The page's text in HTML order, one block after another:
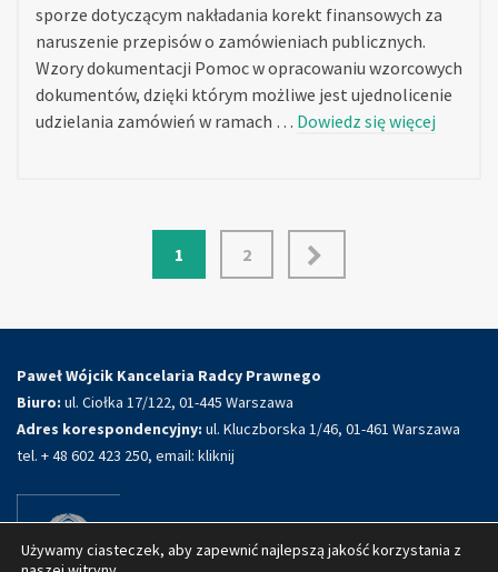
sporze dotyczącym nakładania korekt finansowych za
naruszenie przepisów o zamówieniach publicznych.
Wzory dokumentacji Pomoc w opracowaniu wzorcowych
dokumentów, dzięki którym możliwe jest ujednolicenie
udzielania zamówień w ramach … Dowiedz się więcej
Stronicowanie
1 2
Paweł Wójcik Kancelaria Radcy Prawnego
Biuro: ul. Ciołka 17/122, 01-445 Warszawa
Adres korespondencyjny: ul. Kluczborska 1/46, 01-461 Warszawa
tel. + 48 602 423 250, email: kliknij
Używamy ciasteczek, aby zapewnić najlepszą jakość korzystania z